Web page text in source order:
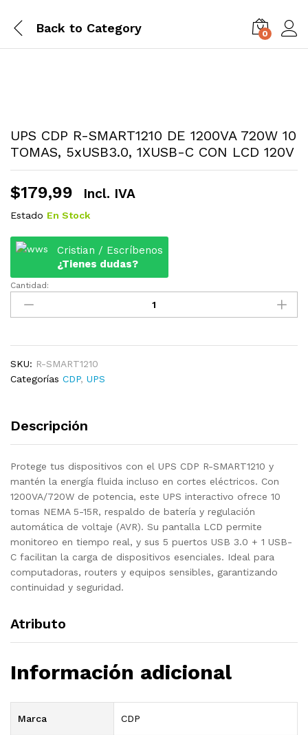
Back to Category 0
UPS CDP R-SMART1210 DE 1200VA 720W 10
TOMAS, 5xUSB3.0, 1XUSB-C CON LCD 120V
$179,99 Incl. IVA
Estado En Stock
Cristian / Escríbenos
¿Tienes dudas?
UPS
CDP
R-
DE
1200VA
720W
5xUSB3.0,
CON
LCD
120V
quantity
Cantidad:
SKU: R-SMART1210
Categorías CDP, UPS
Descripción
Protege tus dispositivos con el UPS CDP R-SMART1210 y
mantén la energía fluida incluso en cortes eléctricos. Con
1200VA/720W de potencia, este UPS interactivo ofrece 10
tomas NEMA 5-15R, respaldo de batería y regulación
automática de voltaje (AVR). Su pantalla LCD permite
monitoreo en tiempo real, y sus 5 puertos USB 3.0 + 1 USB-
C facilitan la carga de dispositivos esenciales. Ideal para
computadoras, routers y equipos sensibles, garantizando
continuidad y seguridad.
Atributo
Información adicional
Marca CDP